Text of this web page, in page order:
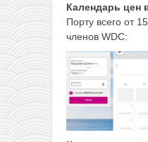
Календарь цен
Порту всего от
членов WDC: